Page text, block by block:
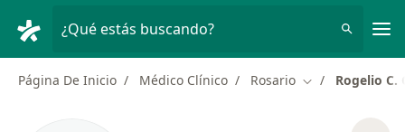
¿Qué estás buscando?
Página De Inicio Médico Clínico Rosario Cambiar de
Rogelio C.